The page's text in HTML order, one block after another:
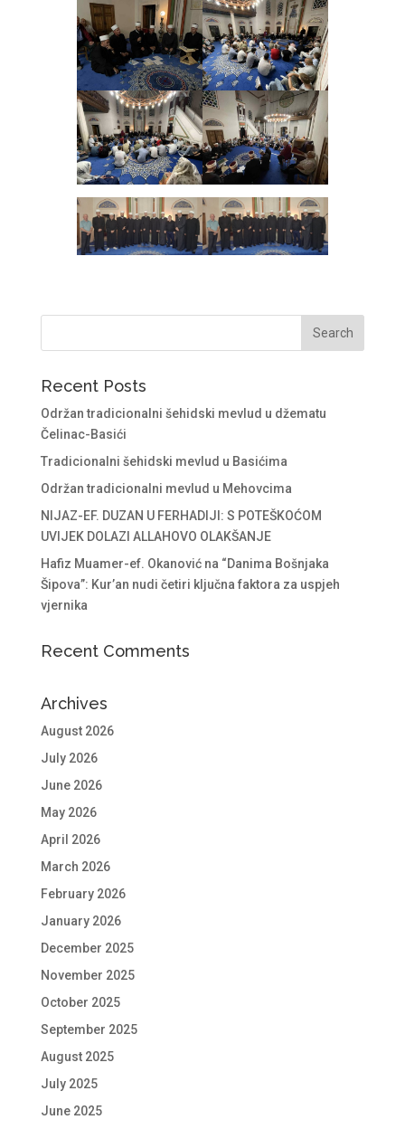
Recent Posts
Održan tradicionalni šehidski mevlud u džematu
Čelinac-Basići
Tradicionalni šehidski mevlud u Basićima
Održan tradicionalni mevlud u Mehovcima
NIJAZ-EF. DUZAN U FERHADIJI: S POTEŠKOĆOM
UVIJEK DOLAZI ALLAHOVO OLAKŠANJE
Hafiz Muamer-ef. Okanović na “Danima Bošnjaka
Šipova”: Kur’an nudi četiri ključna faktora za uspjeh
vjernika
Recent Comments
Archives
August 2026
July 2026
June 2026
May 2026
April 2026
March 2026
February 2026
January 2026
December 2025
November 2025
October 2025
September 2025
August 2025
July 2025
June 2025